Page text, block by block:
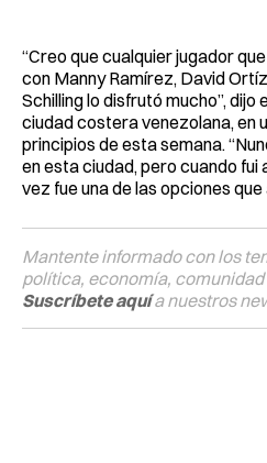
“Creo que cualquier jugador
con Manny Ramírez, David
Schilling lo disfrutó mucho”, dijo
ciudad costera venezolana, en
principios de esta semana.
en esta ciudad, pero cuando
vez fue una de las opciones que
Mantente informado con los
política, economía, comunidad
Suscríbete aquía nuestros